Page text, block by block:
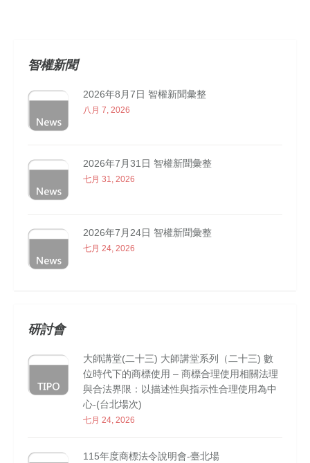
智權新聞
2026年8月7日 智權新聞彙整
八月 7, 2026
2026年7月31日 智權新聞彙整
七月 31, 2026
2026年7月24日 智權新聞彙整
七月 24, 2026
研討會
大師講堂(二十三) 大師講堂系列（二十三) 數
位時代下的商標使用 – 商標合理使用相關法理
與合法界限：以描述性與指示性合理使用為中
心-(台北場次)
七月 24, 2026
115年度商標法令說明會-臺北場